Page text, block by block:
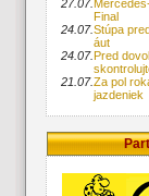
27.07.
Final
24.07.Stúpa
áut
24.07.Pred
21.07.Za pol
jazdeniek